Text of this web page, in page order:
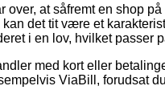
over, at såfremt en shop
kan det tit være et
i en lov, hvilket passer
med kort eller
ViaBill, forudsat